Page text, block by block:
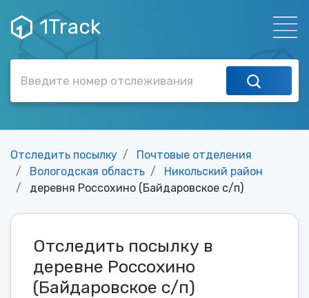
1Track
Отследить посылку
Почтовые отделения
Вологодская область
Никольский район
деревня Россохино (Байдаровское с/п)
Отследить посылку в
деревне Россохино
(Байдаровское с/п)